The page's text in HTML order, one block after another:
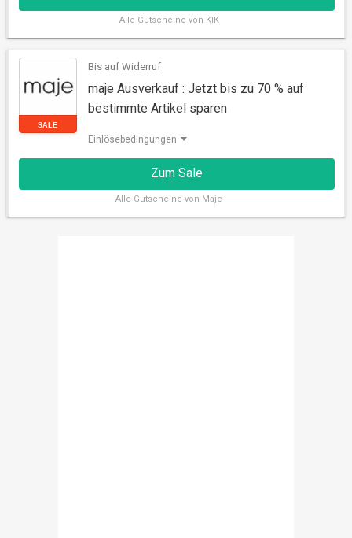
Alle Gutscheine von KIK
Bis auf Widerruf
maje Ausverkauf : Jetzt bis zu 70 % auf
bestimmte Artikel sparen
Einlösebedingungen
Zum Sale
Alle Gutscheine von Maje